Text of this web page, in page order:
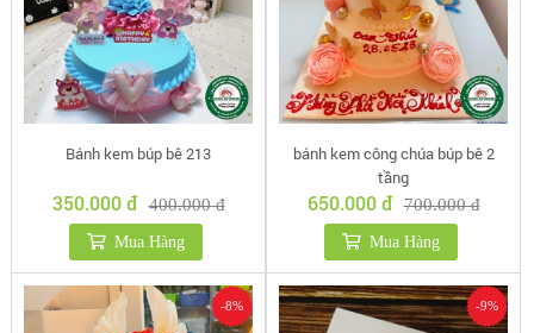
Bánh kem búp bê 213
350.000 đ 400.000 đ
Mua Hàng
bánh kem công chúa búp bê 2
tầng
650.000 đ 700.000 đ
Mua Hàng
-8% -9%